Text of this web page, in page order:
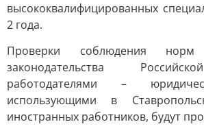
высококвалифицированных
2 года.
Проверки соблюдения норм
законодательства
работодателями –
использующими в
иностранных работников, будут